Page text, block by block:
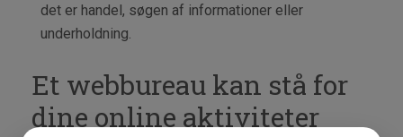
det er handel, søgen af informationer eller
underholdning.
Et webbureau kan stå for
dine online aktiviteter